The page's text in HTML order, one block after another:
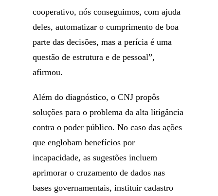
cooperativo, nós conseguimos, com ajuda
deles, automatizar o cumprimento de boa
parte das decisões, mas a perícia é uma
questão de estrutura e de pessoal”,
afirmou.
Além do diagnóstico, o CNJ propôs
soluções para o problema da alta litigância
contra o poder público. No caso das ações
que englobam benefícios por
incapacidade, as sugestões incluem
aprimorar o cruzamento de dados nas
bases governamentais, instituir cadastro